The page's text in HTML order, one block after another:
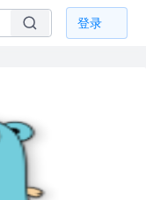
登录